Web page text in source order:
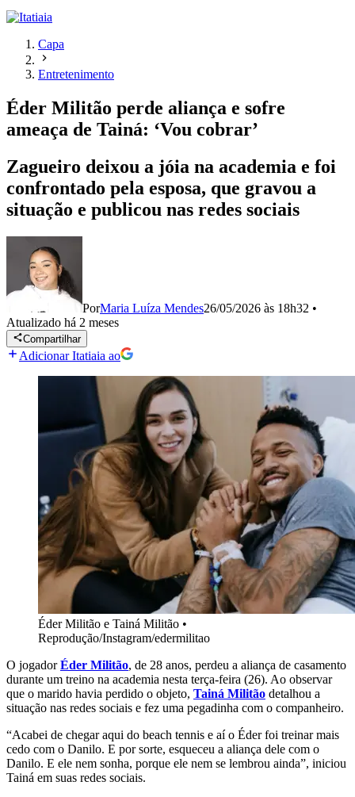
Capa
Entretenimento
Éder Militão perde aliança e sofre
ameaça de Tainá: ‘Vou cobrar’
Zagueiro deixou a jóia na academia e foi
confrontado pela esposa, que gravou a
situação e publicou nas redes sociais
PorMaria Luíza Mendes26/05/2026 às 18h32 •
Atualizado há 2 meses
Compartilhar
Adicionar Itatiaia ao
Éder Militão e Tainá Militão •
Reprodução/Instagram/edermilitao
O jogadorÉder Militão, de 28 anos, perdeu a aliança de casamento
durante um treino na academia nesta terça-feira (26). Ao observar
que o marido havia perdido o objeto, Tainá Militão detalhou a
situação nas redes sociais e fez uma pegadinha com o companheiro.
“Acabei de chegar aqui do beach tennis e aí o Éder foi treinar mais
cedo com o Danilo. E por sorte, esqueceu a aliança dele com o
Danilo. E ele nem sonha, porque ele nem se lembrou ainda”, iniciou
Tainá em suas redes sociais.